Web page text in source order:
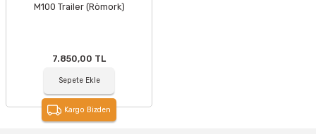
M100 Trailer (Römork)
7.850,00 TL
Sepete Ekle
Kargo Bizden